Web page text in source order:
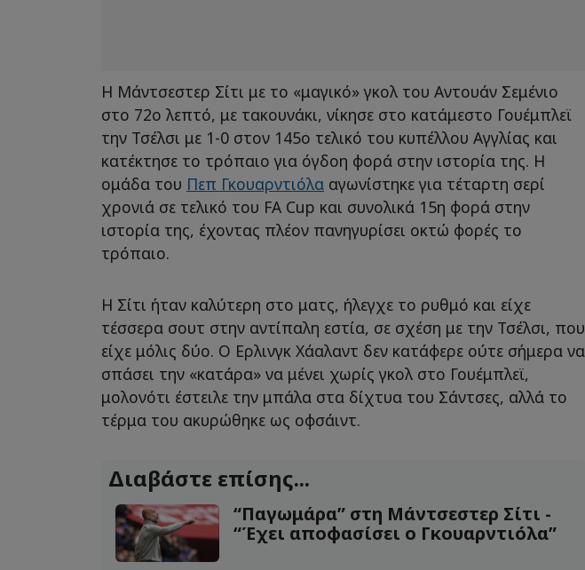
Η Μάντσεστερ Σίτι με το «μαγικό» γκολ του Αντουάν Σεμένιο
στο 72ο λεπτό, με τακουνάκι, νίκησε στο κατάμεστο Γουέμπλεϊ
την Τσέλσι με 1-0 στον 145ο τελικό του κυπέλλου Αγγλίας και
κατέκτησε το τρόπαιο για όγδοη φορά στην ιστορία της. Η
ομάδα του Πεπ Γκουαρντιόλα αγωνίστηκε για τέταρτη σερί
χρονιά σε τελικό του FA Cup και συνολικά 15η φορά στην
ιστορία της, έχοντας πλέον πανηγυρίσει οκτώ φορές το
τρόπαιο.
Η Σίτι ήταν καλύτερη στο ματς, ήλεγχε το ρυθμό και είχε
τέσσερα σουτ στην αντίπαλη εστία, σε σχέση με την Τσέλσι, που
είχε μόλις δύο. Ο Ερλινγκ Χάαλαντ δεν κατάφερε ούτε σήμερα να
σπάσει την «κατάρα» να μένει χωρίς γκολ στο Γουέμπλεϊ,
μολονότι έστειλε την μπάλα στα δίχτυα του Σάντσες, αλλά το
τέρμα του ακυρώθηκε ως οφσάιντ.
Διαβάστε επίσης...
“Παγωμάρα” στη Μάντσεστερ Σίτι -
“Έχει αποφασίσει ο Γκουαρντιόλα”